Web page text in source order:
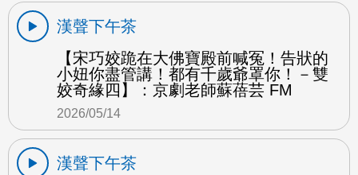
漢聲下午茶
【宋巧姣跪在大佛寶殿前喊冤！告狀的
小妞你盡管講！都有千歲爺罩你！－雙
姣奇緣四】：京劇老師蘇蓓芸 FM
2026/05/14
漢聲下午茶